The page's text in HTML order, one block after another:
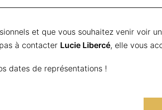
et que vous souhaitez venir voir
à contacter Lucie Libercé, elle vous
dates de représentations !